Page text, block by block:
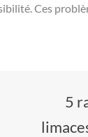
Ces
5